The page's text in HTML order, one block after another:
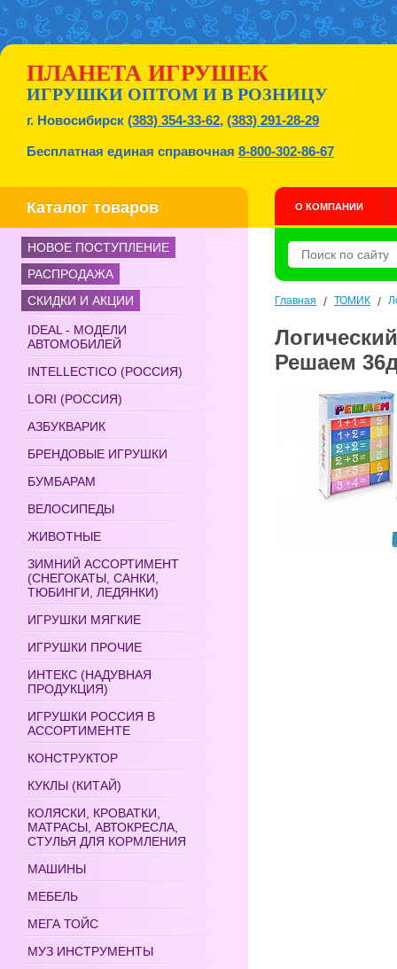
ПЛАНЕТА ИГРУШЕК
ИГРУШКИ ОПТОМ И В РОЗНИЦУ
г. Новосибирск (383) 354-33-62, (383) 291-28-29
Бесплатная единая справочная 8-800-302-86-67
Каталог товаров О КОМПАНИИ
НОВОЕ ПОСТУПЛЕНИЕ
РАСПРОДАЖА
СКИДКИ И АКЦИИ
IDEAL - МОДЕЛИ
АВТОМОБИЛЕЙ
INTELLECTICO (РОССИЯ)
LORI (РОССИЯ)
АЗБУКВАРИК
БРЕНДОВЫЕ ИГРУШКИ
БУМБАРАМ
ВЕЛОСИПЕДЫ
ЖИВОТНЫЕ
ЗИМНИЙ АССОРТИМЕНТ
(СНЕГОКАТЫ, САНКИ,
ТЮБИНГИ, ЛЕДЯНКИ)
ИГРУШКИ МЯГКИЕ
ИГРУШКИ ПРОЧИЕ
ИНТЕКС (НАДУВНАЯ
ПРОДУКЦИЯ)
ИГРУШКИ РОССИЯ В
АССОРТИМЕНТЕ
КОНСТРУКТОР
КУКЛЫ (КИТАЙ)
КОЛЯСКИ, КРОВАТКИ,
МАТРАСЫ, АВТОКРЕСЛА,
СТУЛЬЯ ДЛЯ КОРМЛЕНИЯ
МАШИНЫ
МЕБЕЛЬ
МЕГА ТОЙС
МУЗ ИНСТРУМЕНТЫ
Главная / ТОМИК /
Решаем